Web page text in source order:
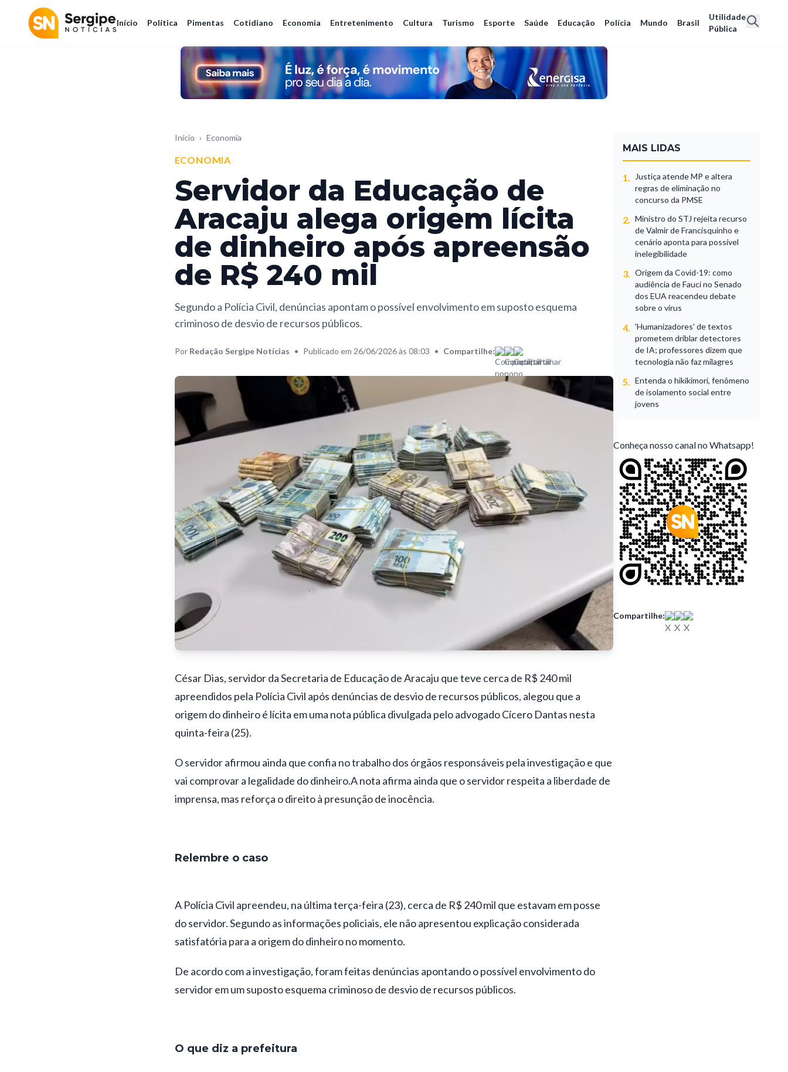
Início Política Pimentas Cotidiano Economia Entretenimento Cultura Turismo Esporte Saúde Educação Polícia Mundo Brasil
Utilidade
Pública
Início › Economia
ECONOMIA
Servidor da Educação de
Aracaju alega origem lícita
de dinheiro após apreensão
de R$ 240 mil
Segundo a Polícia Civil, denúncias apontam o possível envolvimento em suposto esquema
criminoso de desvio de recursos públicos.
Por Redação Sergipe Notícias • Publicado em 26/06/2026 às 08:03 • Compartilhe:
César Dias, servidor da Secretaria de Educação de Aracaju que teve cerca de R$ 240 mil
apreendidos pela Polícia Civil após denúncias de desvio de recursos públicos, alegou que a
origem do dinheiro é lícita em uma nota pública divulgada pelo advogado Cícero Dantas nesta
quinta-feira (25).
O servidor afirmou ainda que confia no trabalho dos órgãos responsáveis pela investigação e que
vai comprovar a legalidade do dinheiro.A nota afirma ainda que o servidor respeita a liberdade de
imprensa, mas reforça o direito à presunção de inocência.
Relembre o caso
A Polícia Civil apreendeu, na última terça-feira (23), cerca de R$ 240 mil que estavam em posse
do servidor. Segundo as informações policiais, ele não apresentou explicação considerada
satisfatória para a origem do dinheiro no momento.
De acordo com a investigação, foram feitas denúncias apontando o possível envolvimento do
servidor em um suposto esquema criminoso de desvio de recursos públicos.
O que diz a prefeitura
MAIS LIDAS
1.
Justiça atende MP e altera
regras de eliminação no
concurso da PMSE
2.
Ministro do STJ rejeita recurso
de Valmir de Francisquinho e
cenário aponta para possível
inelegibilidade
3.
Origem da Covid-19: como
audiência de Fauci no Senado
dos EUA reacendeu debate
sobre o vírus
4.
'Humanizadores' de textos
prometem driblar detectores
de IA; professores dizem que
tecnologia não faz milagres
5.
Entenda o hikikimori, fenômeno
de isolamento social entre
jovens
Conheça nosso canal no Whatsapp!
Compartilhe: